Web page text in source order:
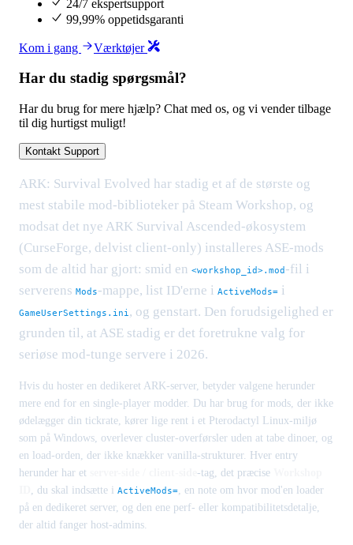
24/7 ekspertsupport
99,99% oppetidsgaranti
Kom i gang Værktøjer
Har du stadig spørgsmål?
Har du brug for mere hjælp? Chat med os, og vi vender tilbage
til dig hurtigst muligt!
Kontakt Support
ARK: Survival Evolved har stadig et af de største og
mest stabile mod-biblioteker på Steam Workshop, og
modsat det nye ARK Survival Ascended-økosystem
(CurseForge, delvist client-only) installeres ASE-mods
som de altid har gjort: smid en <workshop_id>.mod -fil i
serverens Mods-mappe, list ID'erne i ActiveMods= i
GameUserSettings.ini, og genstart. Den forudsigelighed er
grunden til, at ASE stadig er det foretrukne valg for
seriøse mod-tunge servere i 2026.
Hvis du hoster en dedikeret ARK-server, betyder valgene herunder
mere end for en single-player modder. Du har brug for mods, der ikke
ødelægger din tickrate, kører lige rent i et Pterodactyl Linux-miljø
som på Windows, overlever cluster-overførsler uden at tabe dinoer, og
en load-orden, der ikke knækker vanilla-strukturer. Hver entry
herunder har et
-tag, det præcise
, du skal indsætte i ActiveMods= , en note om hvor mod'en loader
på en dedikeret server, og den ene perf- eller kompatibilitetsdetalje,
der altid fanger host-admins.